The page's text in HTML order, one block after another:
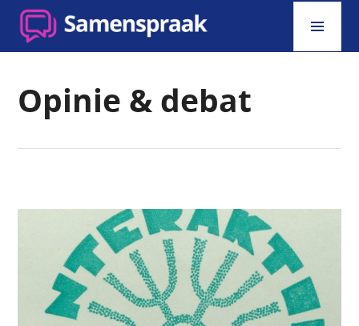
Skip
content
SAMENSPRAAK
Opinie & debat